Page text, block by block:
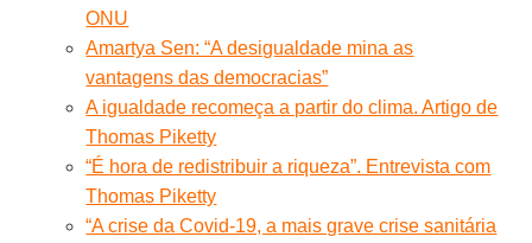
ONU
Amartya Sen: “A desigualdade mina as
vantagens das democracias”
A igualdade recomeça a partir do clima. Artigo de
Thomas Piketty
“É hora de redistribuir a riqueza”. Entrevista com
Thomas Piketty
“A crise da Covid-19, a mais grave crise sanitária